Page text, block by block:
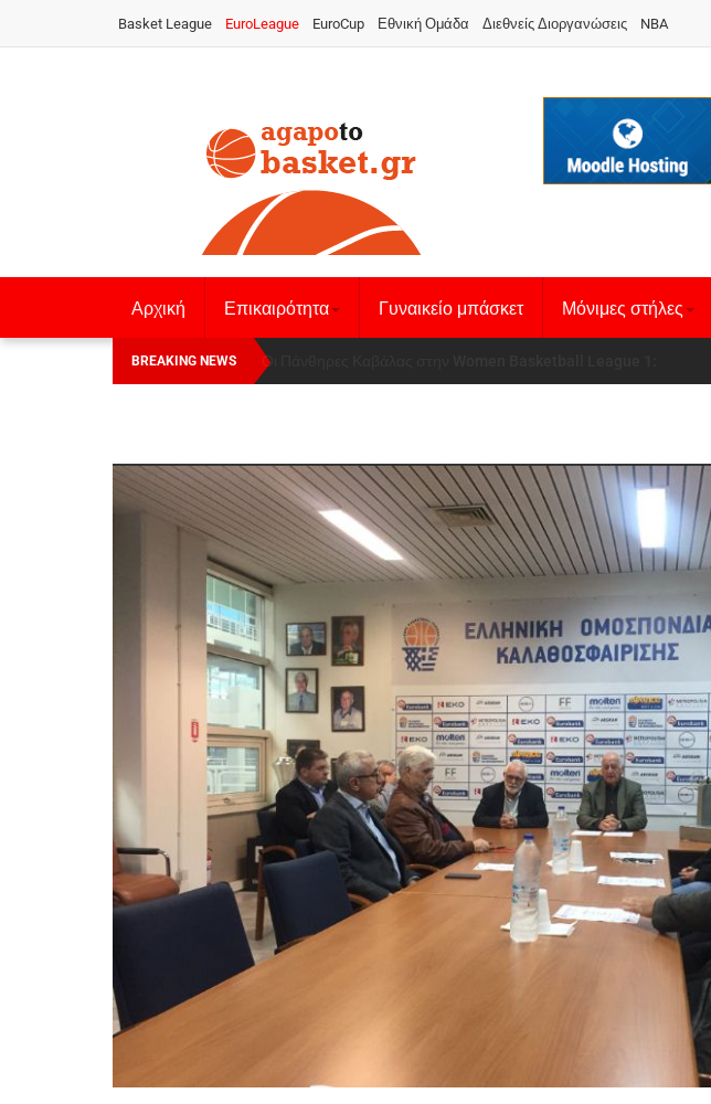
Basket League EuroLeague EuroCup Εθνική Ομάδα Διεθνείς Διοργανώσεις NBA
Αρχική Επικαιρότητα Γυναικείο μπάσκετ Μόνιμες στήλες
BREAKING NEWS Οι Πάνθηρες Καβάλας στην Women Basketball League 1